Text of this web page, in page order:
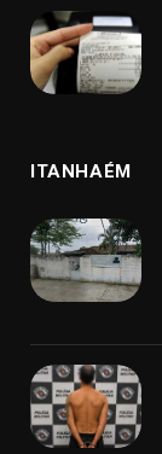
ITANHAÉM